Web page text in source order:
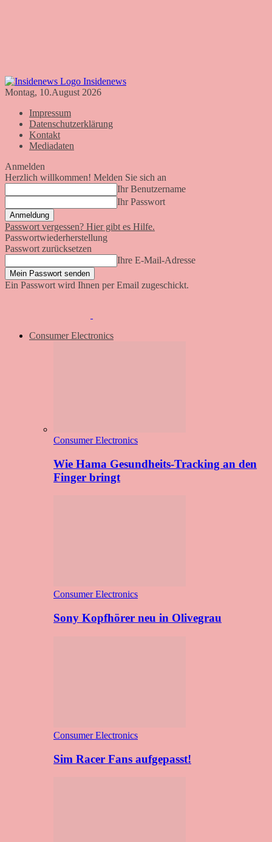
Insidenews
Montag, 10.August 2026
Impressum
Datenschutzerklärung
Kontakt
Mediadaten
Anmelden
Herzlich willkommen! Melden Sie sich an
Ihr Benutzername
Ihr Passwort
Passwort vergessen? Hier gibt es Hilfe.
Passwortwiederherstellung
Passwort zurücksetzen
Ihre E-Mail-Adresse
Ein Passwort wird Ihnen per Email zugeschickt.
Consumer Electronics
Consumer Electronics
Wie Hama Gesundheits-Tracking an den
Finger bringt
Consumer Electronics
Sony Kopfhörer neu in Olivegrau
Consumer Electronics
Sim Racer Fans aufgepasst!